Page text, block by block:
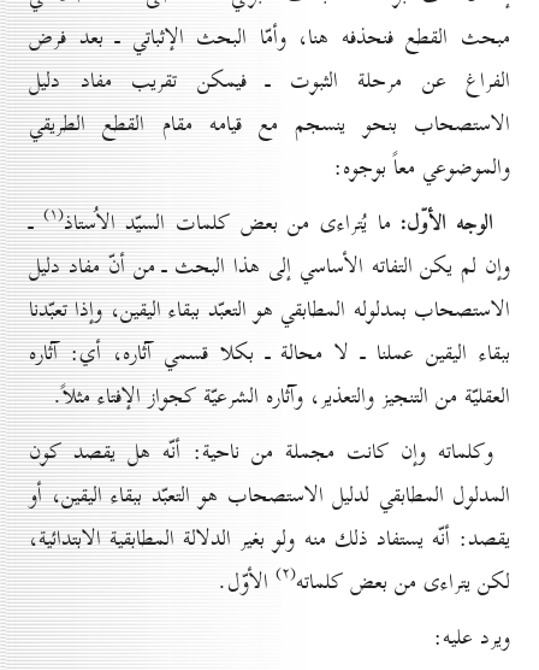
مبحث القطع فنحذفه هنا، وأمّا البحث الإثباتي ـ بعد فرض
الفراغ عن مرحلة الثبوت ـ فيمكن تقريب مفاد دليل
الاستصحاب بنحو ينسجم مع قيامه مقام القطع الطريقي
والموضوعي معاً بوجوه:
الوجه الأوّل: ما يُتراءى من بعض كلمات السيّد الاُستاذ(۱) ـ
وإن لم يكن التفاته الأساسي إلى هذا البحث ـ من أنّ مفاد دليل
الاستصحاب بمدلوله المطابقي هو التعبّد ببقاء اليقين، وإذا تعبّدنا
ببقاء اليقين عملنا ـ لا محالة ـ بكلا قسمي آثاره، أي: آثاره
العقليّة من التنجيز والتعذير، وآثاره الشرعيّة كجواز الإفتاء مثلاً.
وكلماته وإن كانت مجملة من ناحية: أنّه هل يقصد كون
المدلول المطابقي لدليل الاستصحاب هو التعبّد ببقاء اليقين، أو
يقصد: أنّه يستفاد ذلك منه ولو بغير الدلالة المطابقية الابتدائية،
لكن يتراءى من بعض كلماته(۲)
الأوّل.
ويرد عليه: